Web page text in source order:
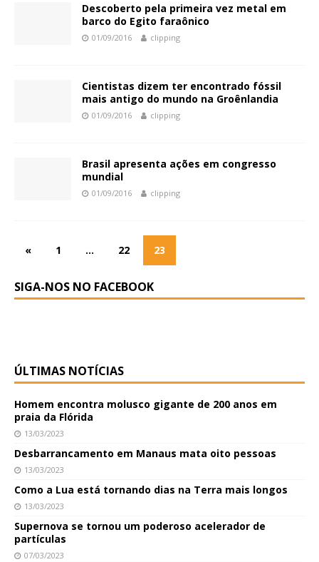
Descoberto pela primeira vez metal em
barco do Egito faraônico
01/09/2016 clipping
Cientistas dizem ter encontrado fóssil
mais antigo do mundo na Groênlandia
01/09/2016 clipping
Brasil apresenta ações em congresso
mundial
01/09/2016 clipping
« 1 … 22 23
SIGA-NOS NO FACEBOOK
ÚLTIMAS NOTÍCIAS
Homem encontra molusco gigante de 200 anos em
praia da Flórida
13/03/2023
Desbarrancamento em Manaus mata oito pessoas
13/03/2023
Como a Lua está tornando dias na Terra mais longos
13/03/2023
Supernova se tornou um poderoso acelerador de
partículas
07/03/2023